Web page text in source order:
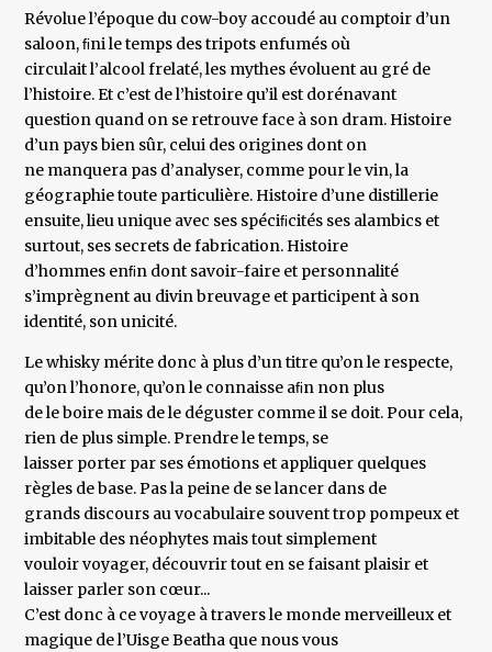
Révolue l’époque du cow-boy accoudé au comptoir d’un
saloon, ﬁni le temps des tripots enfumés où
circulait l’alcool frelaté, les mythes évoluent au gré de
l’histoire. Et c’est de l’histoire qu’il est dorénavant
question quand on se retrouve face à son dram. Histoire
d’un pays bien sûr, celui des origines dont on
ne manquera pas d’analyser, comme pour le vin, la
géographie toute particulière. Histoire d’une distillerie
ensuite, lieu unique avec ses spéciﬁcités ses alambics et
surtout, ses secrets de fabrication. Histoire
d’hommes enﬁn dont savoir-faire et personnalité
s’imprègnent au divin breuvage et participent à son
identité, son unicité.
Le whisky mérite donc à plus d’un titre qu’on le respecte,
qu’on l’honore, qu’on le connaisse aﬁn non plus
de le boire mais de le déguster comme il se doit. Pour cela,
rien de plus simple. Prendre le temps, se
laisser porter par ses émotions et appliquer quelques
règles de base. Pas la peine de se lancer dans de
grands discours au vocabulaire souvent trop pompeux et
imbitable des néophytes mais tout simplement
vouloir voyager, découvrir tout en se faisant plaisir et
laisser parler son cœur...
C’est donc à ce voyage à travers le monde merveilleux et
magique de l’Uisge Beatha que nous vous